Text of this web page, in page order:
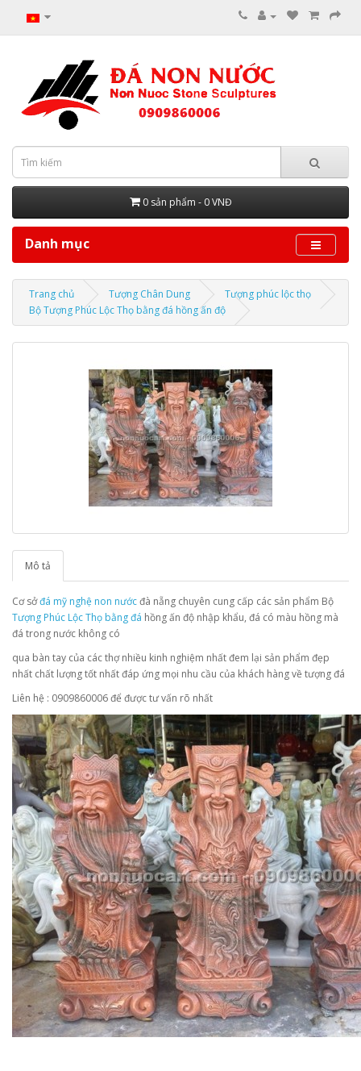
0 sản phẩm - 0 VNĐ
Danh mục
Trang chủ Tượng Chân Dung
Tượng phúc lộc thọ
Bộ Tượng Phúc Lộc Thọ bằng đá hồng ấn độ
Mô tả
Cơ sởđá mỹ nghệ non nướcđà nẵng chuyên cung cấp các sản phẩm Bộ
Tượng Phúc Lộc Thọ bằng đá hồng ấn độ nhập khẩu, đá có màu hồng mà
đá trong nước không có
qua bàn tay của các thợ nhiều kinh nghiệm nhất đem lại sản phẩm đẹp
nhất chất lượng tốt nhất đáp ứng mọi nhu cầu của khách hàng về tượng đá
Liên hệ : 0909860006 để được tư vấn rõ nhất